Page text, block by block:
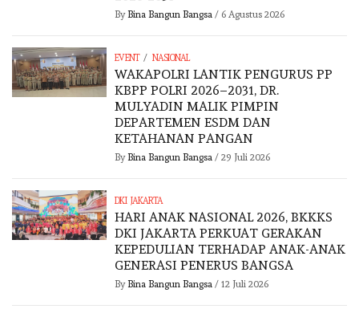
By Bina Bangun Bangsa / 6 Agustus 2026
EVENT / NASIONAL
WAKAPOLRI LANTIK PENGURUS PP
KBPP POLRI 2026–2031, DR.
MULYADIN MALIK PIMPIN
DEPARTEMEN ESDM DAN
KETAHANAN PANGAN
By Bina Bangun Bangsa / 29 Juli 2026
DKI JAKARTA
HARI ANAK NASIONAL 2026, BKKKS
DKI JAKARTA PERKUAT GERAKAN
KEPEDULIAN TERHADAP ANAK-ANAK
GENERASI PENERUS BANGSA
By Bina Bangun Bangsa / 12 Juli 2026